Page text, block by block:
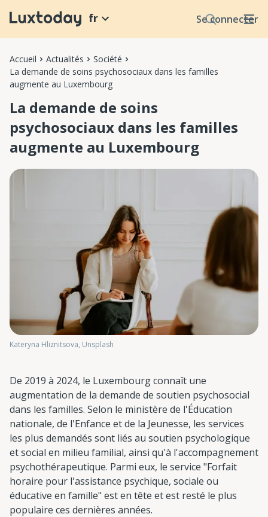
Se connecter
fr
Accueil Actualités
Société
La demande de soins psychosociaux dans les familles
augmente au Luxembourg
La demande de soins
psychosociaux dans les familles
augmente au Luxembourg
Kateryna Hliznitsova, Unsplash
De 2019 à 2024, le Luxembourg connaît une
augmentation de la demande de soutien psychosocial
dans les familles. Selon le ministère de l'Éducation
nationale, de l'Enfance et de la Jeunesse, les services
les plus demandés sont liés au soutien psychologique
et social en milieu familial, ainsi qu'à l'accompagnement
psychothérapeutique. Parmi eux, le service "Forfait
horaire pour l'assistance psychique, sociale ou
éducative en famille" est en tête et est resté le plus
populaire ces dernières années.